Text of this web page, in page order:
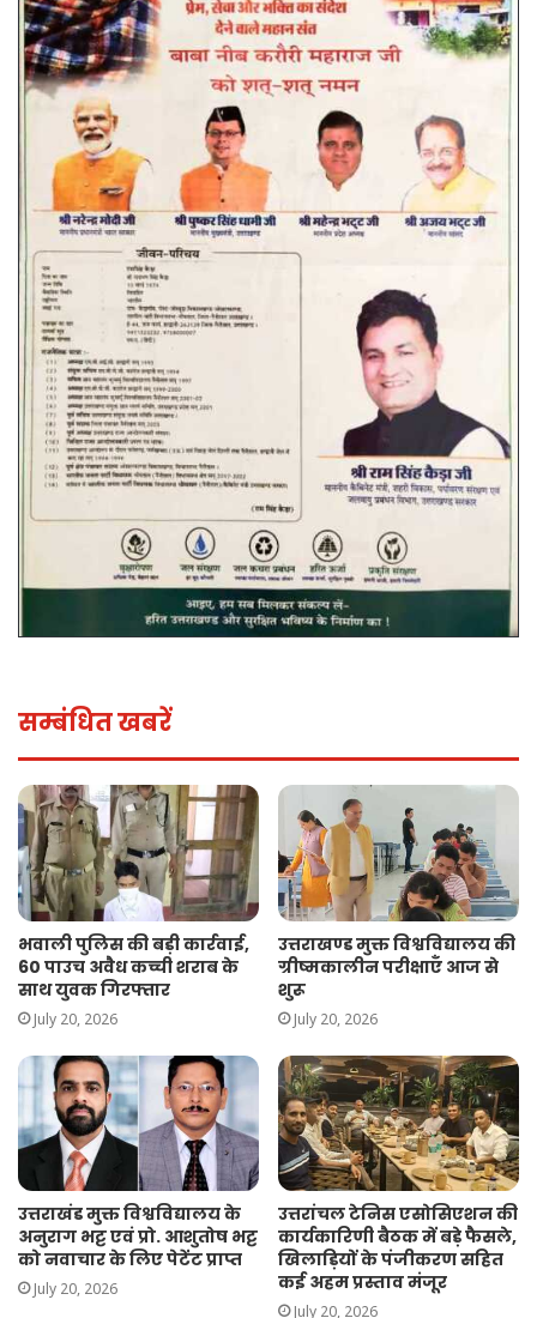
सम्बंधित खबरें
भवाली पुलिस की बड़ी कार्रवाई,
60 पाउच अवैध कच्ची शराब के
साथ युवक गिरफ्तार
July 20, 2026
उत्तराखण्ड मुक्त विश्वविद्यालय की
ग्रीष्मकालीन परीक्षाएँ आज से
शुरू
July 20, 2026
उत्तराखंड मुक्त विश्वविद्यालय के
अनुराग भट्ट एवं प्रो. आशुतोष भट्ट
को नवाचार के लिए पेटेंट प्राप्त
July 20, 2026
उत्तरांचल टेनिस एसोसिएशन की
कार्यकारिणी बैठक में बड़े फैसले,
खिलाड़ियों के पंजीकरण सहित
कई अहम प्रस्ताव मंजूर
July 20, 2026